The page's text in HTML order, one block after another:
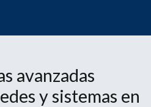
avanzadas
y sistemas en